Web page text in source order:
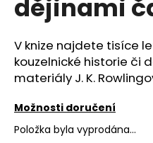
z
hvězdiček.
dějinami
V knize najdete tisíce
kouzelnické historie či
materiály J. K.
Možnosti doručení
Položka byla vyprodána…
D